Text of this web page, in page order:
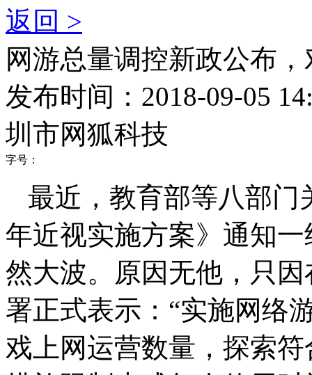
返回 >
网游总量调控新政公布
发布时间：2018-09-05
圳市网狐科技
字号：
最近，教育部等八部门
年近视实施方案》通知
然大波。原因无他，只
署正式表示：“实施网络
戏上网运营数量，探索